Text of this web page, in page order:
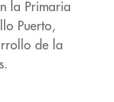
la Primaria
Puerto,
de la